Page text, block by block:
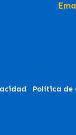
Política de